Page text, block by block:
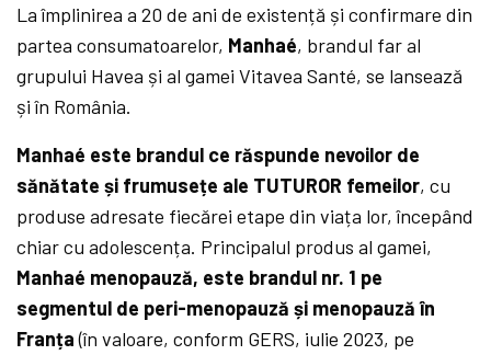
La împlinirea a 20 de ani de existență și confirmare din
partea consumatoarelor, Manhaé, brandul far al
grupului Havea și al gamei Vitavea Santé, se lansează
și în România.
Manhaé este brandul ce răspunde nevoilor de
sănătate și frumusețe ale TUTUROR femeilor, cu
produse adresate fiecărei etape din viața lor, începând
chiar cu adolescența. Principalul produs al gamei,
Manhaé menopauză, este brandul nr. 1 pe
segmentul de peri-menopauză și menopauză în
Franța(în valoare, conform GERS, iulie 2023, pe